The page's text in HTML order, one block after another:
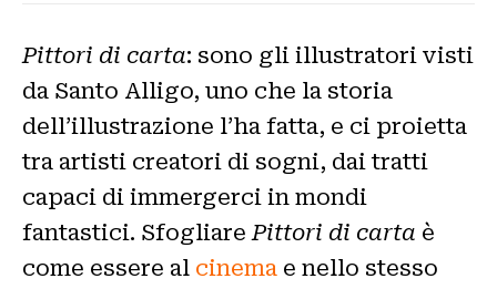
Pittori di carta: sono gli illustratori visti
da Santo Alligo, uno che la storia
dell’illustrazione l’ha fatta, e ci proietta
tra artisti creatori di sogni, dai tratti
capaci di immergerci in mondi
fantastici. SfogliarePittori di carta è
come essere al cinema e nello stesso